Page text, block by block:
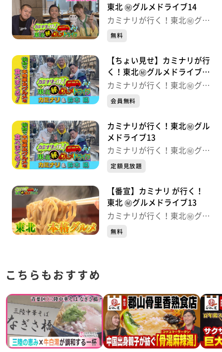
東北 ㊙グルメドライブ14
カミナリが行く！東北㊙グル
メドライブ
無料
【ちょい見せ】カミナリが行
く！東北㊙グルメドライブ
13
カミナリが行く！東北㊙グル
メドライブ
会員無料
カミナリが行く！東北㊙グル
メドライブ13
カミナリが行く！東北㊙グル
メドライブ
定額見放題
【番宣】カミナリ が行く！
東北 ㊙グルメドライブ13
カミナリが行く！東北㊙グル
メドライブ
無料
こちらもおすすめ